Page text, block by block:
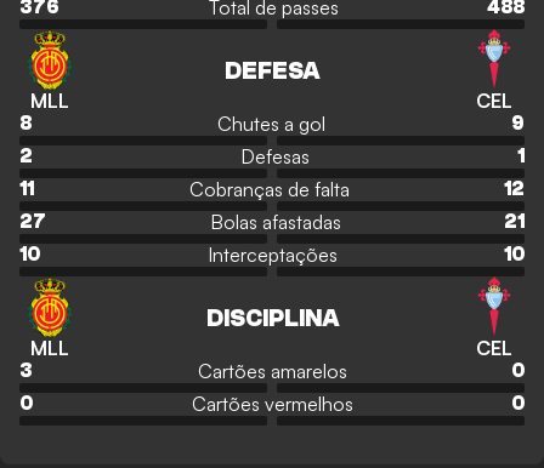
376 Total de passes 488
MLL
DEFESA
CEL
8 Chutes a gol
9
2
Defesas
1
11
Cobranças de falta
12
27
Bolas afastadas
21
10
Interceptações 10
MLL
DISCIPLINA
CEL
3 Cartões amarelos
0
0
Cartões vermelhos 0